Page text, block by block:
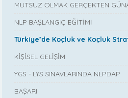
MUTSUZ OLMAK GERÇEKTEN
NLP BAŞLANGIÇ EĞİTİMİ
Türkiye’de Koçluk ve Koçluk
KİŞİSEL GELİŞİM
YGS - LYS SINAVLARINDA NLPDAP
BAŞARI